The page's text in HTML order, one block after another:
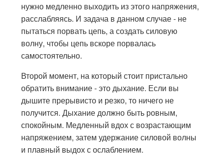
нужно медленно выходить из этого напряжения,
расслабляясь. И задача в данном случае - не
пытаться порвать цепь, а создать силовую
волну, чтобы цепь вскоре порвалась
самостоятельно.
Второй момент, на который стоит пристально
обратить внимание - это дыхание. Если вы
дышите прерывисто и резко, то ничего не
получится. Дыхание должно быть ровным,
спокойным. Медленный вдох с возрастающим
напряжением, затем удержание силовой волны
и плавный выдох с ослаблением.